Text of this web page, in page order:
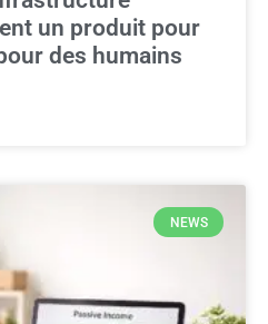
un produit pour
des humains
NEWS